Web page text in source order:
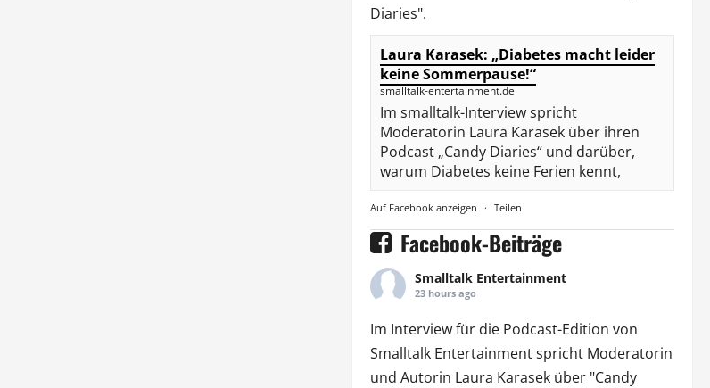
Diaries".
Laura Karasek: „Diabetes macht leider
keine Sommerpause!“
smalltalk-entertainment.de
Im smalltalk-Interview spricht
Moderatorin Laura Karasek über ihren
Podcast „Candy Diaries“ und darüber,
warum Diabetes keine Ferien kennt,
Auf Facebook anzeigen · Teilen
Facebook-Beiträge
Smalltalk Entertainment
23 hours ago
Im Interview für die Podcast-Edition von
Smalltalk Entertainmentspricht Moderatorin
und Autorin Laura Karaseküber "Candy